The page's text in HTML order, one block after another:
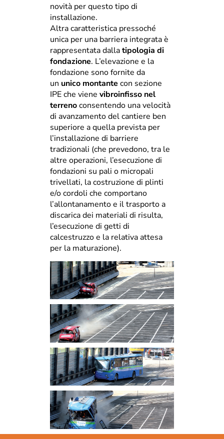
novità per questo tipo di
installazione.
Altra caratteristica pressoché
unica per una barriera integrata è
rappresentata dallatipologia di
fondazione. L’elevazione e la
fondazione sono fornite da
un unico montante con sezione
IPE che viene vibroinfisso nel
terrenoconsentendo una velocità
di avanzamento del cantiere ben
superiore a quella prevista per
l’installazione di barriere
tradizionali (che prevedono, tra le
altre operazioni, l’esecuzione di
fondazioni su pali o micropali
trivellati, la costruzione di plinti
e/o cordoli che comportano
l’allontanamento e il trasporto a
discarica dei materiali di risulta,
l’esecuzione di getti di
calcestruzzo e la relativa attesa
per la maturazione).